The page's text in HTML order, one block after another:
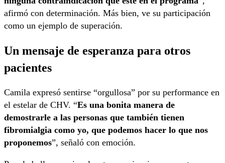
afirmó con determinación. Más bien, ve su participación
como un ejemplo de superación.
Un mensaje de esperanza para otros
pacientes
Camila expresó sentirse “orgullosa” por su performance en
el estelar de CHV. “Es una bonita manera de
demostrarle a las personas que también tienen
fibromialgia como yo, que podemos hacer lo que nos
proponemos”, señaló con emoción.